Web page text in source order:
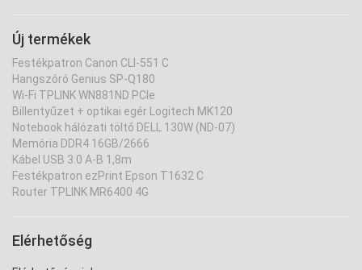
Új termékek
Festékpatron Canon CLI-551 C
Hangszóró Genius SP-Q180
Wi-Fi TPLINK WN881ND PCIe
Billentyűzet + optikai egér Logitech MK120
Notebook hálózati töltő DELL 130W (ND-07)
Memória DDR4 16GB/2666
Kábel USB 3.0 A-B 1,8m
Festékpatron ezPrint Epson T1632 C
Router TPLINK MR6400 4G
Elérhetőség